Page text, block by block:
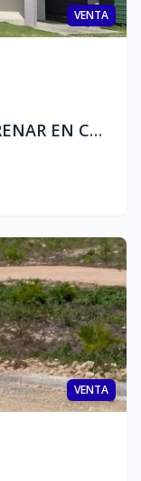
VENTA
VENDO VILLA DE LUJO A ESTRENAR EN CAP CANA
VENTA